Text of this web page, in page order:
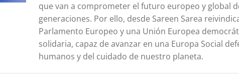
que van a comprometer el futuro europeo y global
generaciones. Por ello, desde Sareen Sarea
Parlamento Europeo y una Unión Europea
solidaria, capaz de avanzar en una Europa Social
humanos y del cuidado de nuestro planeta.